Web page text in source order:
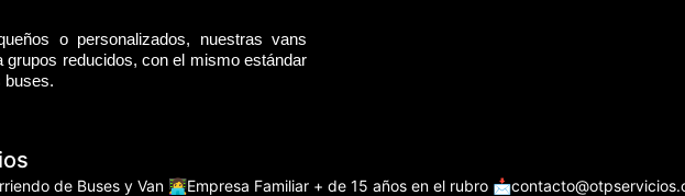
o personalizados, nuestras vans
reducidos, con el mismo estándar
buses.
de Buses y Van 👩‍💻Empresa Familiar + de 15 años en el rubro